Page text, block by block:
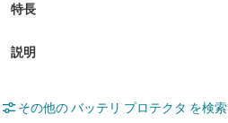
その他の バッテリ プロテクタ を検索